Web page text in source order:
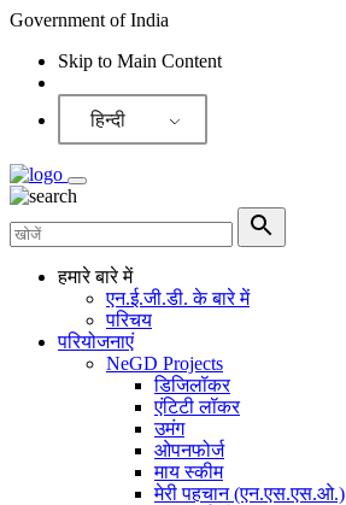
Government of India
Skip to Main Content
हिन्दी
हमारे बारे में
एन.ई.जी.डी. के बारे में
परिचय
परियोजनाएं
NeGD Projects
डिजिलॉकर
एंटिटी लॉकर
उमंग
ओपनफोर्ज
माय स्कीम
मेरी पहचान (एन.एस.एस.ओ.)